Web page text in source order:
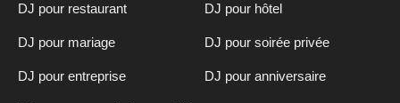
DJ pour restaurant DJ pour hôtel
DJ pour mariage DJ pour soirée privée
DJ pour entreprise DJ pour anniversaire